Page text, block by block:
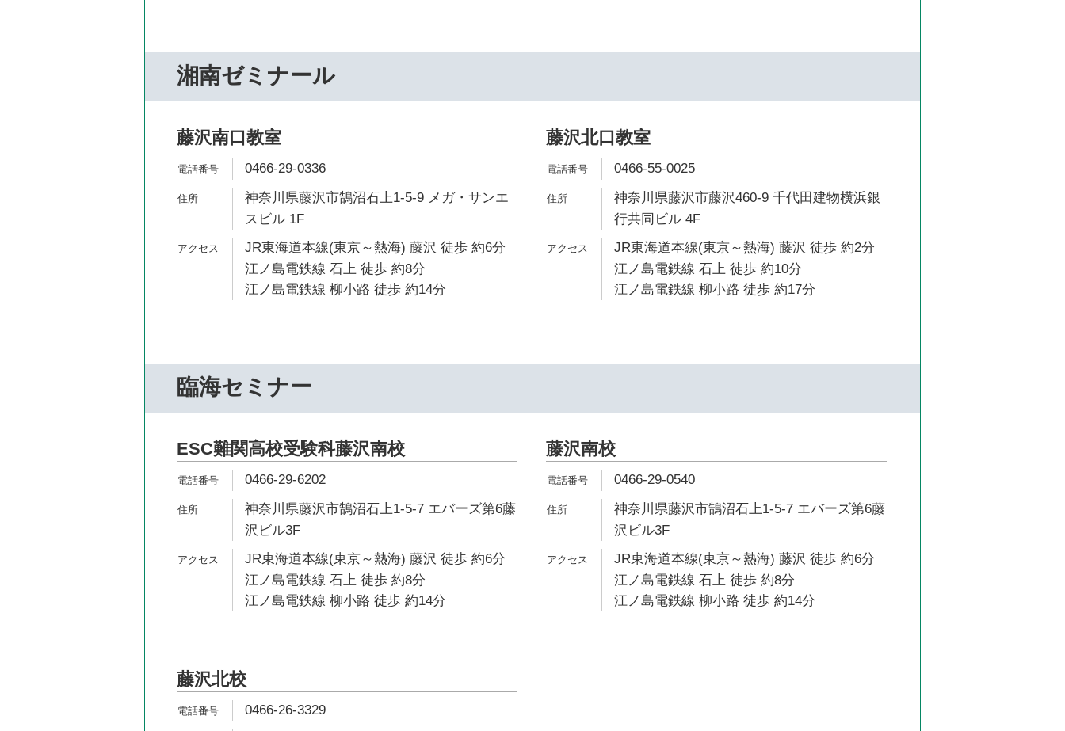
湘南ゼミナール
藤沢南口教室
0466-29-0336
神奈川県藤沢市鵠沼石上1-5-9 メガ・サンエ
スビル 1F
JR東海道本線(東京～熱海) 藤沢 徒歩 約6分
江ノ島電鉄線 石上 徒歩 約8分
江ノ島電鉄線 柳小路 徒歩 約14分
藤沢北口教室
0466-55-0025
神奈川県藤沢市藤沢460-9 千代田建物横浜銀
行共同ビル 4F
JR東海道本線(東京～熱海) 藤沢 徒歩 約2分
江ノ島電鉄線 石上 徒歩 約10分
江ノ島電鉄線 柳小路 徒歩 約17分
臨海セミナー
ESC難関高校受験科藤沢南校
0466-29-6202
神奈川県藤沢市鵠沼石上1-5-7 エバーズ第6藤
沢ビル3F
JR東海道本線(東京～熱海) 藤沢 徒歩 約6分
江ノ島電鉄線 石上 徒歩 約8分
江ノ島電鉄線 柳小路 徒歩 約14分
藤沢南校
0466-29-0540
神奈川県藤沢市鵠沼石上1-5-7 エバーズ第6藤
沢ビル3F
JR東海道本線(東京～熱海) 藤沢 徒歩 約6分
江ノ島電鉄線 石上 徒歩 約8分
江ノ島電鉄線 柳小路 徒歩 約14分
藤沢北校
0466-26-3329